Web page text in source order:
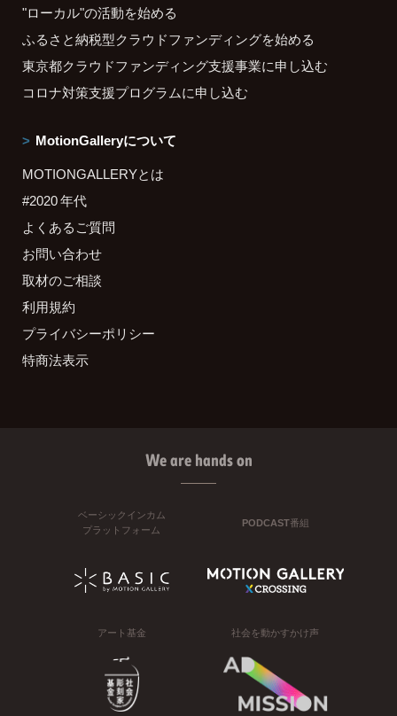
"ローカル"の活動を始める
ふるさと納税型クラウドファンディングを始める
東京都クラウドファンディング支援事業に申し込む
コロナ対策支援プログラムに申し込む
MotionGalleryについて
MOTIONGALLERYとは
#2020 年代
よくあるご質問
お問い合わせ
取材のご相談
利用規約
プライバシーポリシー
特商法表示
We are hands on
ベーシックインカム
プラットフォーム
PODCAST番組
アート基金 社会を動かすかけ声